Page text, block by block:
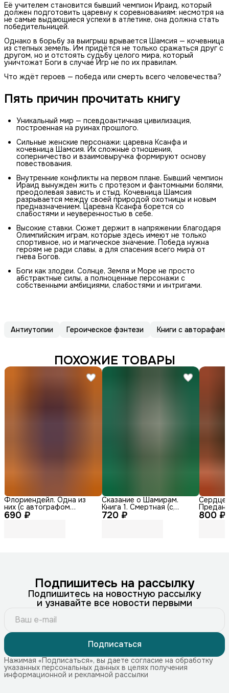
Её учителем становится бывший чемпион Ираид, который
должен подготовить царевну к соревнованиям: несмотря на
не самые выдающиеся успехи в атлетике, она должна стать
победительницей.
Однако в борьбу за выигрыш врывается Шамсия — кочевница
из степных земель. Им придётся не только сражаться друг с
другом, но и отстоять судьбу целого мира, который
уничтожат Боги в случае Игр не по их правилам.
Что ждёт героев — победа или смерть всего человечества?
Пять причин прочитать книгу
Уникальный мир — псевдоантичная цивилизация,
построенная на руинах прошлого.
Сильные женские персонажи: царевна Ксанфа и
кочевница Шамсия. Их сложные отношения,
соперничество и взаимовыручка формируют основу
повествования.
Внутренние конфликты на первом плане. Бывший чемпион
Ираид вынужден жить с протезом и фантомными болями,
преодолевая зависть и стыд. Кочевница Шамсия
разрывается между своей природой охотницы и новым
предназначением. Царевна Ксанфа борется со
слабостями и неуверенностью в себе.
Высокие ставки. Сюжет держит в напряжении благодаря
Олимпийским играм, которые здесь имеют не только
спортивное, но и магическое значение. Победа нужна
героям не ради славы, а для спасения всего мира от
гнева Богов.
Боги как злодеи. Солнце, Земля и Море не просто
абстрактные силы, а полноценные персонажи с
собственными амбициями, слабостями и интригами.
Антиутопии Героическое фэнтези Книги с авторафами
ПОХОЖИЕ ТОВАРЫ
690 ₽
Флориендейл. Одна из
них (с автографом
автора) 720 ₽
Сказание о Шамирам.
Книга 1. Смертная (с
автографом автора) 800 ₽
Сердце
Подпишитесь на рассылку
Подпишитесь на новостную рассылку
и узнавайте все новости первыми
Подписаться
Нажимая «Подписаться», вы даете согласие на обработку
указанных персональных данных в целях получения
информационной и рекламной рассылки